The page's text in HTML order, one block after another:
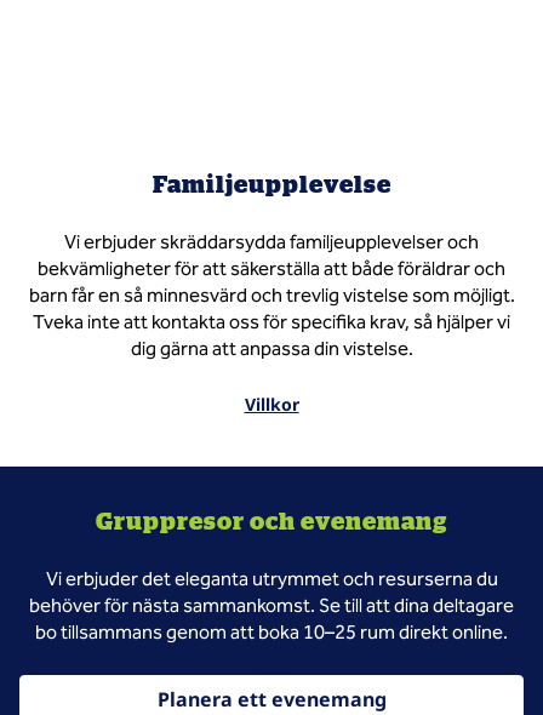
Familjeupplevelse
Vi erbjuder skräddarsydda familjeupplevelser och
bekvämligheter för att säkerställa att både föräldrar och
barn får en så minnesvärd och trevlig vistelse som möjligt.
Tveka inte att kontakta oss för specifika krav, så hjälper vi
dig gärna att anpassa din vistelse.
Villkor
Gruppresor och evenemang
Vi erbjuder det eleganta utrymmet och resurserna du
behöver för nästa sammankomst. Se till att dina deltagare
bo tillsammans genom att boka 10–25 rum direkt online.
Planera ett evenemang